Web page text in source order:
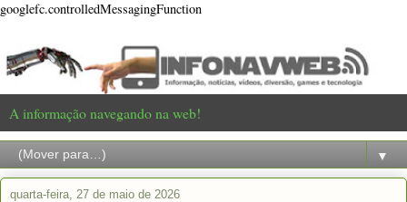
googlefc.controlledMessagingFunction
A informação navegando na web!
▼
quarta-feira, 27 de maio de 2026